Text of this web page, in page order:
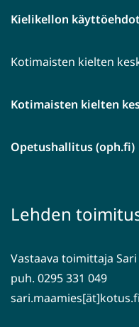
Kielikellon käyttöehdot
Kotimaisten kielten
Kotimaisten kielten
Opetushallitus (oph.fi)
Lehden
Vastaava toimittaja
puh. 0295 331 049
sari.maamies[ät]kotus.fi